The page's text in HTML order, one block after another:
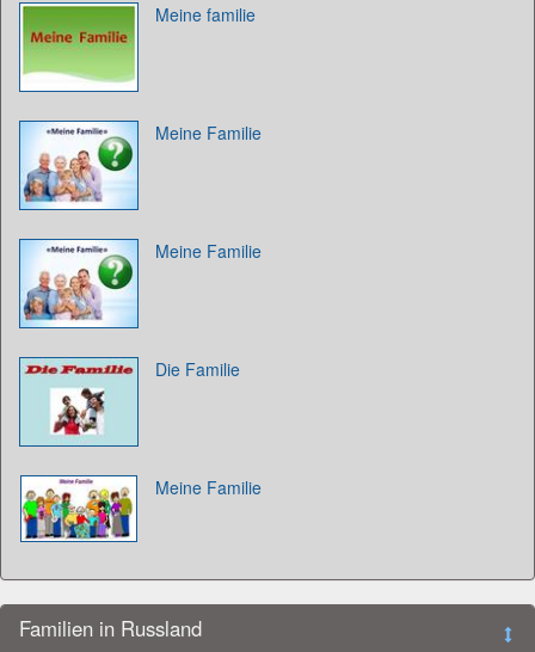
Meine familie
Meine Familie
Meine Familie
Die Familie
Meine Familie
Familien in Russland